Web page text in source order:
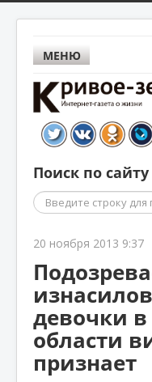
МЕНЮ
Поиск по сайту
Поиск
20 ноября 2013 9:37
девочки в
области
признает